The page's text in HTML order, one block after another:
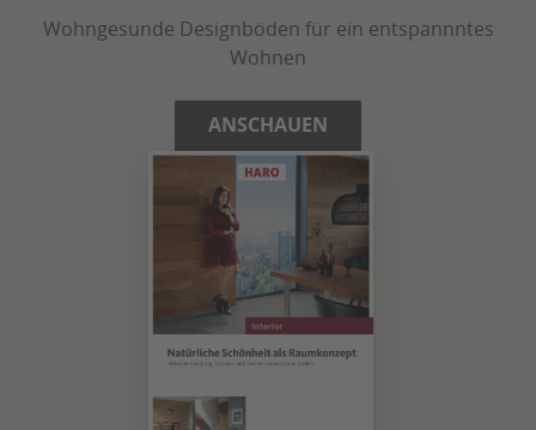
Wohngesunde Designböden für ein entspannntes
Wohnen
ANSCHAUEN